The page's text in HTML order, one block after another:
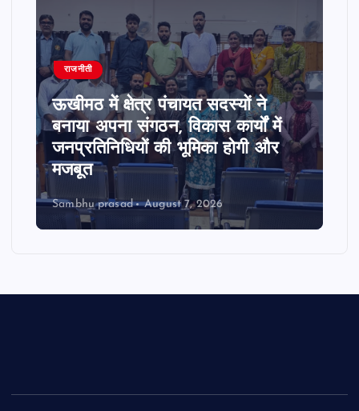
राजनीती
ऊखीमठ में क्षेत्र पंचायत सदस्यों ने
बनाया अपना संगठन, विकास कार्यों में
जनप्रतिनिधियों की भूमिका होगी और
मजबूत
Sambhu prasad August 7, 2026